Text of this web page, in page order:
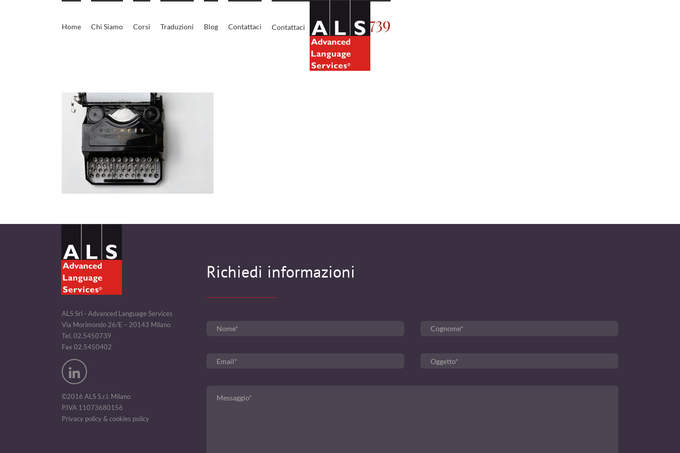
Home Chi Siamo Corsi Traduzioni Blog Contattaci Contattaci 02.5450739
ALS Srl - Advanced Language Services
Via Morimondo 26/E – 20143 Milano
Tel. 02.5450739
Fax 02.5450402
©2016 ALS S.r.l. Milano
P.IVA 11073680156
Privacy policy & cookies policy
Richiedi informazioni